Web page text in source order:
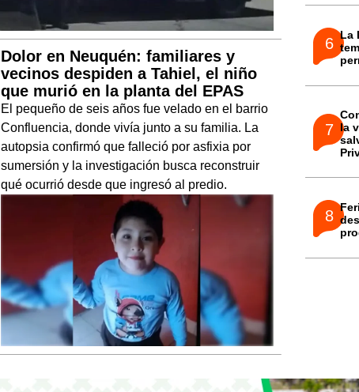
La
la
Dolor en Neuquén: familiares y
vecinos despiden a Tahiel, el niño
que murió en la planta del EPAS
El pequeño de seis años fue velado en el barrio
Confluencia, donde vivía junto a su familia. La
autopsia confirmó que falleció por asfixia por
sumersión y la investigación busca reconstruir
qué ocurrió desde que ingresó al predio.